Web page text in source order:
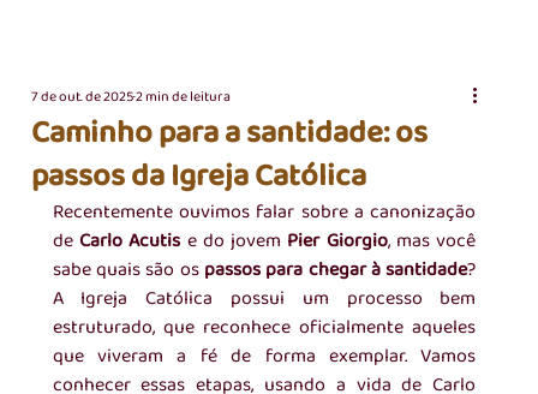
Caminho para a santidade: os
passos da Igreja Católica
7 de out. de 20252 min de leitura
Recentemente ouvimos falar sobre a canonização
de Carlo Acutis e do jovem Pier Giorgio, mas você
sabe quais são os passos para chegar à santidade?
A Igreja Católica possui um processo bem
estruturado, que reconhece oficialmente aqueles
que viveram a fé de forma exemplar. Vamos
conhecer essas etapas, usando a vida de Carlo